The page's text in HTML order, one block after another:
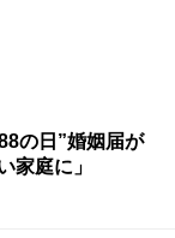
の日”婚姻届が
庭に」